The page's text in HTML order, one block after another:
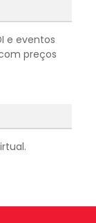
e eventos
preços